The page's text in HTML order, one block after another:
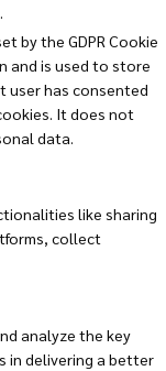
by the GDPR Cookie
and is used to store
user has consented
It does not
data.
like sharing
collect
analyze the key
in delivering a better